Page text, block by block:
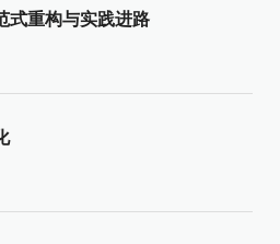
式重构与实践进路